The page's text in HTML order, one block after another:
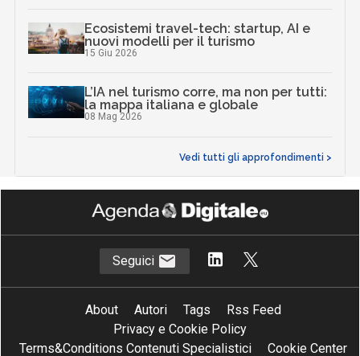
Ecosistemi travel-tech: startup, AI e
nuovi modelli per il turismo
15 Giu 2026
L’IA nel turismo corre, ma non per tutti:
la mappa italiana e globale
08 Mag 2026
Vedi tutti gli approfondimenti >
Seguici
About Autori Tags
Rss Feed
Privacy e Cookie Policy
Terms&Conditions Contenuti Specialistici
Cookie Center